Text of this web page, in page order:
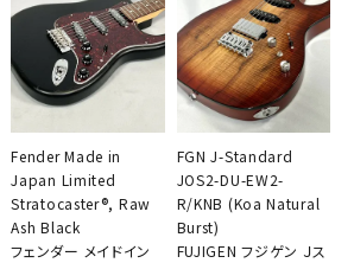
Fender Made in
Japan Limited
Stratocaster®, Raw
Ash Black
フェンダー メイドイン
FGN J-Standard
JOS2-DU-EW2-
R/KNB (Koa Natural
Burst)
FUJIGEN フジゲン Ｊス